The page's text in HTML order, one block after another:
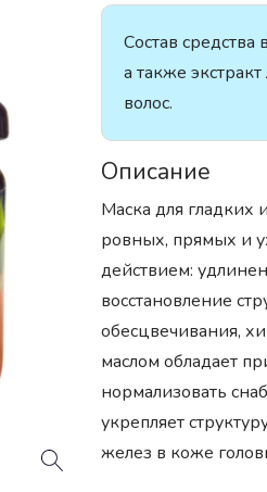
Состав
а также
волос.
Описание
Маска для гладких
ровных, прямых и
действием:
восстановление
обесцвечивания,
маслом обладает
нормализовать
укрепляет
желез в коже